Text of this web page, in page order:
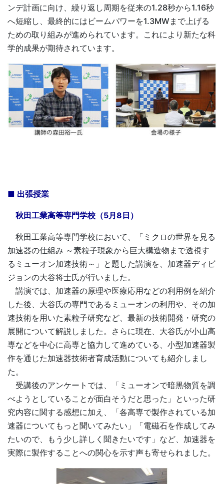
ンデ計画に向け、繰り返し周期を従来の1.28秒から1.16秒
へ短縮し、最終的にはビームパワーを1.3MWまで上げる
ための取り組みが進められています。これにより新たな科
学的成果が期待されています。
■ 出張授業
秋田工業高等専門学校（5月8日）
秋田工業高等専門学校において、「ミクロの世界を見る
加速器の仕組み ～素粒子現象から巨大構造物まで透視す
るミューオン加速技術～」と題した講演を、加速器ディビ
ジョンの大谷将士氏が行いました。
講演では、加速器の原理や医療応用などの利用例を紹介
した後、大谷氏の専門であるミューオンの利用や、その加
速技術を用いた素粒子研究など、最新の技術開発・研究の
展開について解説しました。さらに現在、大谷氏が小山高
専などを中心に高専と協力して進めている、小型加速器製
作を通じた加速器技術者育成活動についても紹介しまし
た。
受講後のアンケートでは、「ミューオンで暗黒物質を調
べようとしていることが面白そうだと思った」といった研
究内容に関する感想に加え、「各高専で製作されている加
速器についてもっと聞いてみたい」「電磁石を作成してみ
たいので、もう少し詳しく聞きたいです」など、加速器を
実際に製作することへの関心を示す声も寄せられました。